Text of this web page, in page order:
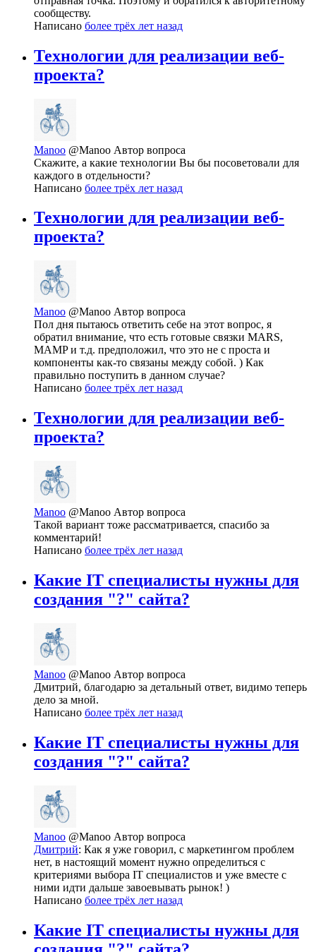
сообществу.
Написано более трёх лет назад
Технологии для реализации веб-
проекта?
Manoo @Manoo Автор вопроса
Скажите, а какие технологии Вы бы посоветовали для
каждого в отдельности?
Написано более трёх лет назад
Технологии для реализации веб-
проекта?
Manoo @Manoo Автор вопроса
Пол дня пытаюсь ответить себе на этот вопрос, я
обратил внимание, что есть готовые связки MARS,
MAMP и т.д. предположил, что это не с проста и
компоненты как-то связаны между собой. ) Как
правильно поступить в данном случае?
Написано более трёх лет назад
Технологии для реализации веб-
проекта?
Manoo @Manoo Автор вопроса
Такой вариант тоже рассматривается, спасибо за
комментарий!
Написано более трёх лет назад
Какие IT специалисты нужны для
создания "?" сайта?
Manoo @Manoo Автор вопроса
Дмитрий, благодарю за детальный ответ, видимо теперь
дело за мной.
Написано более трёх лет назад
Какие IT специалисты нужны для
создания "?" сайта?
Manoo @Manoo Автор вопроса
Дмитрий: Как я уже говорил, с маркетингом проблем
нет, в настоящий момент нужно определиться с
критериями выбора IT специалистов и уже вместе с
ними идти дальше завоевывать рынок! )
Написано более трёх лет назад
Какие IT специалисты нужны для